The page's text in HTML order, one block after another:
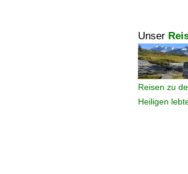
Unser
Reisen zu
Heiligen